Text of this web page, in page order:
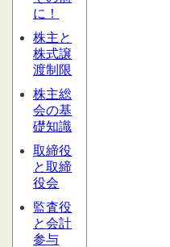
に！
株主と
株式譲
渡制限
株主総
会の基
礎知識
取締役
と取締
役会
監査役
と会計
参与